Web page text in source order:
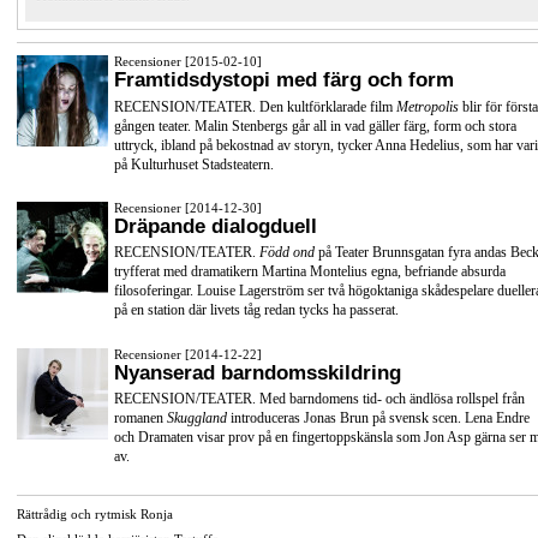
Recensioner [2015-02-10]
Framtidsdystopi med färg och form
RECENSION/TEATER. Den kultförklarade film Metropolis blir för första
gången teater. Malin Stenbergs går all in vad gäller färg, form och stora
uttryck, ibland på bekostnad av storyn, tycker Anna Hedelius, som har
på Kulturhuset Stadsteatern.
Recensioner [2014-12-30]
Dräpande dialogduell
RECENSION/TEATER. Född ond på Teater Brunnsgatan fyra andas
tryfferat med dramatikern Martina Montelius egna, befriande absurda
filosoferingar. Louise Lagerström ser två högoktaniga skådespelare
på en station där livets tåg redan tycks ha passerat.
Recensioner [2014-12-22]
Nyanserad barndomsskildring
RECENSION/TEATER. Med barndomens tid- och ändlösa rollspel från
romanen Skuggland introduceras Jonas Brun på svensk scen. Lena Endre
och Dramaten visar prov på en fingertoppskänsla som Jon Asp gärna ser
av.
Rättrådig och rytmisk Ronja